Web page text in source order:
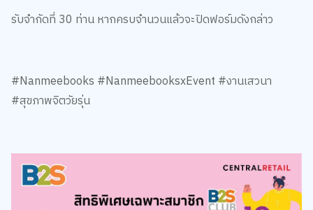
รับจำกัดที่ 30 ท่าน หากครบจำนวนแล้วจะปิดฟอร์มดังกล่าว
#Nanmeebooks #NanmeebooksxEvent #งานเสวนา
#สุขภาพจิตวัยรุ่น